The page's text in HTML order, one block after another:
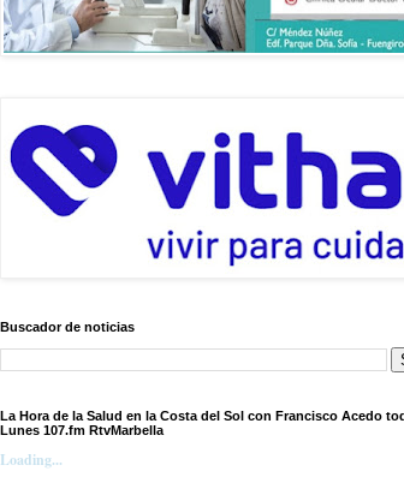
Buscador de noticias
La Hora de la Salud en la Costa del Sol con Francisco Acedo
Lunes 107.fm RtvMarbella
Loading...